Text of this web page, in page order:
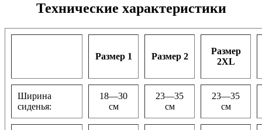
Технические характеристики
Размер 1 Размер 2
Размер
2XL
Ширина
сиденья:
18—30
см
23—35
см
23—35
см